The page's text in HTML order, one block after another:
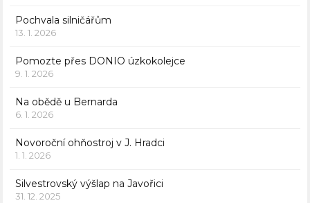
Pochvala silničářům
13. 1. 2026
Pomozte přes DONIO úzkokolejce
9. 1. 2026
Na obědě u Bernarda
6. 1. 2026
Novoroční ohňostroj v J. Hradci
1. 1. 2026
Silvestrovský výšlap na Javořici
31. 12. 2025